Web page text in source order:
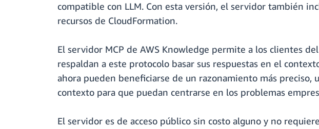
compatible con LLM. Con esta versión, el servidor también
recursos de CloudFormation.
El servidor MCP de AWS Knowledge permite a los clientes
respaldan a este protocolo basar sus respuestas en el
ahora pueden beneficiarse de un razonamiento más
contexto para que puedan centrarse en los problemas
El servidor es de acceso público sin costo alguno y no